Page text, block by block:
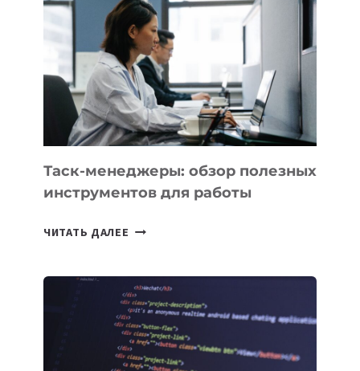
НОВЫЕ
ПРЕДМЕТЫ
ПО
ИСКУССТВЕННОМУ
ИНТЕЛЛЕКТУ
Таск-менеджеры: обзор полезных
инструментов для работы
ЧИТАТЬ ДАЛЕЕ ТАСК-
ПОЛЕЗНЫХ
ИНСТРУМЕНТОВ
ДЛЯ
РАБОТЫ